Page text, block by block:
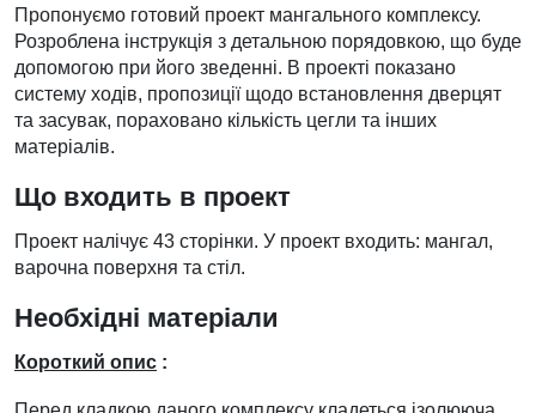
Пропонуємо готовий проект мангального комплексу.
Розроблена інструкція з детальною порядовкою, що буде
допомогою при його зведенні. В проекті показано
систему ходів, пропозиції щодо встановлення дверцят
та засувак, пораховано кількість цегли та інших
матеріалів.
Що входить в проект
Проект налічує 43 сторінки. У проект входить: мангал,
варочна поверхня та стіл.
Необхідні матеріали
Короткий опис :